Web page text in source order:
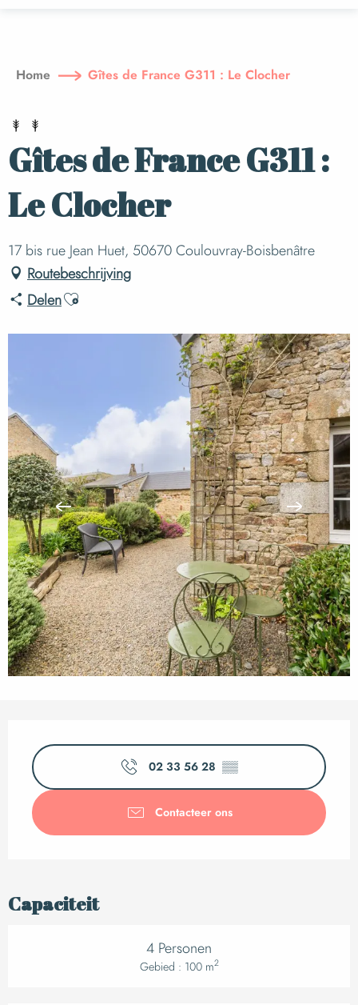
principal
Home Gîtes de France G311 : Le Clocher
Gîtes de France G311 :
Le Clocher
17 bis rue Jean Huet, 50670 Coulouvray-Boisbenâtre
Routebeschrijving
DelenAjouter aux favoris
Openingstijden en
02 33 56 28 ▒▒
Contacteer ons
Capaciteit
4 Personen
Gebied : 100 m2